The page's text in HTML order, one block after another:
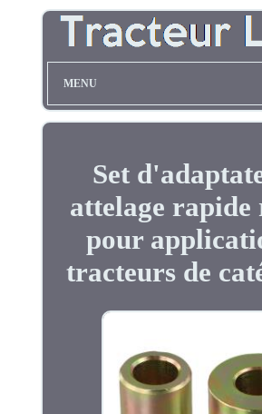
MENU
Set
attelage rapide
pour
tracteurs de